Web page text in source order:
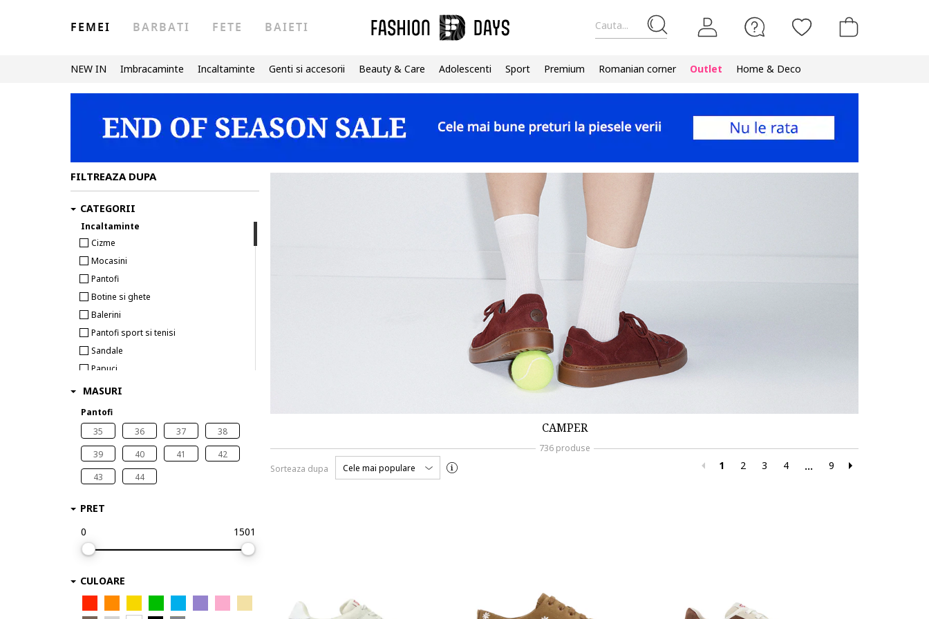
Cauta...
FEMEI BARBATI FETE BAIETI
NEW IN Imbracaminte Incaltaminte Genti si accesorii Beauty & Care Adolescenti Sport Premium Romanian corner Outlet Home & Deco
CAMPER
736 produse
1 2 3 4 ... 9
Sorteaza dupa Cele mai populare
FILTREAZA DUPA
CATEGORII
Incaltaminte
Cizme
Mocasini
Pantofi
Botine si ghete
Balerini
Pantofi sport si tenisi
Sandale
Papuci
Botine
MASURI
Pantofi
35
36 37
38
39
40 41
42
43
44
PRET
0
1501
CULOARE